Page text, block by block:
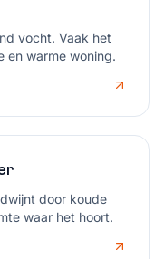
vocht. Vaak het
en warme woning.
door koude
waar het hoort.